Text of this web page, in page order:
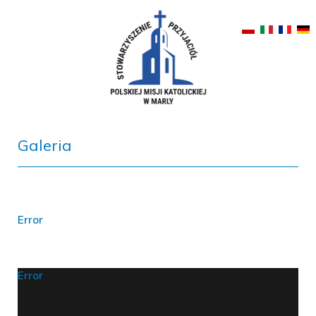
Galeria
Error
Error